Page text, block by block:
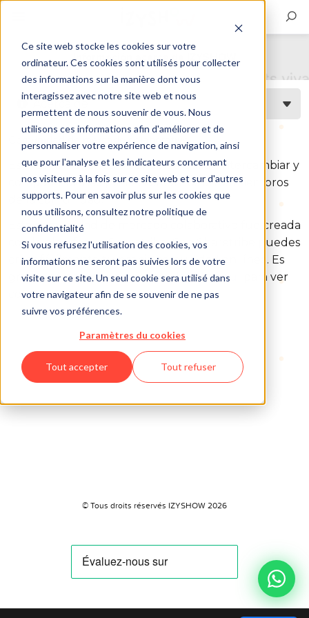
Ce site web stocke les cookies sur votre
ordinateur. Ces cookies sont utilisés pour collecter
des informations sur la manière dont vous
interagissez avec notre site web et nous
permettent de nous souvenir de vous. Nous
utilisons ces informations afin d'améliorer et de
personnaliser votre expérience de navigation, ainsi
que pour l'analyse et les indicateurs concernant
nos visiteurs à la fois sur ce site web et sur d'autres
supports. Pour en savoir plus sur les cookies que
nous utilisons, consultez notre politique de
confidentialité
Si vous refusez l'utilisation des cookies, vos
informations ne seront pas suivies lors de votre
visite sur ce site. Un seul cookie sera utilisé dans
votre navigateur afin de se souvenir de ne pas
suivre vos préférences.
Paramètres du cookies
Tout accepter Tout refuser
Información acerca de IZYSHOW
Acerca de
Comunidad de mercado colaborativo
Este es un lugar para vender, alquilar, intercambiar y
compartir bienes y servicios con los otros miembros
de la comunidad.
Esta comunidad de mercado colaborativo fue creada
con la plataforma Sharetribe. Con Sharetribe puedes
crear fácilmente tu propia comunidad en línea. Es
gratis y sólo toma un minuto.Haz clic aquí
para ver
cómo!
© Tous droits réservés IZYSHOW 2026